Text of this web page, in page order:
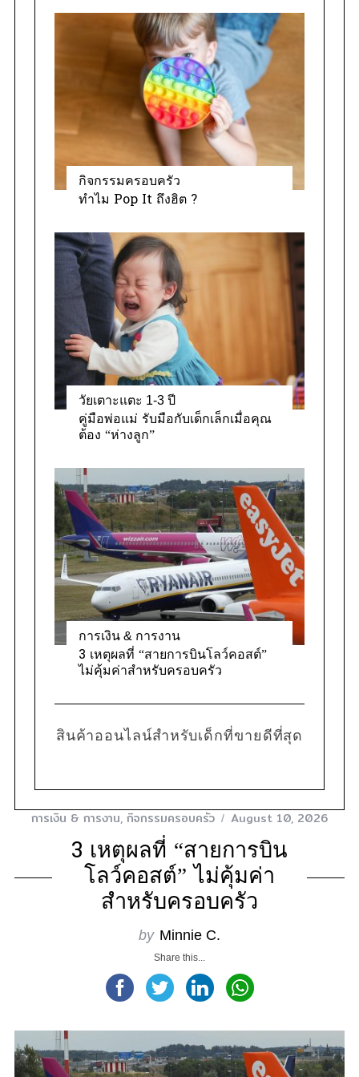
o
กิจกรรมครอบครัว
ทำไม Pop It ถึงฮิต ?
วัยเตาะแตะ 1-3 ปี
คู่มือพ่อแม่ รับมือกับเด็กเล็กเมื่อคุณ
ต้อง “ห่างลูก”
การเงิน & การงาน
3 เหตุผลที่ “สายการบินโลว์คอสต์”
ไม่คุ้มค่าสำหรับครอบครัว
สินค้าออนไลน์สำหรับเด็กที่ขายดีที่สุด
การเงิน & การงาน, กิจกรรมครอบครัว August 10, 2026
3 เหตุผลที่ “สายการบิน
โลว์คอสต์” ไม่คุ้มค่า
สำหรับครอบครัว
by Minnie C.
Share this...
S